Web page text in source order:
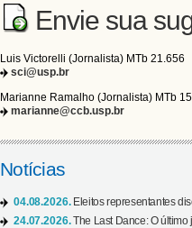
Envie sua
Luis Victorelli (Jornalista) MTb 21.656
sci@usp.br
Marianne Ramalho (Jornalista) MTb
marianne@ccb.usp.br
Notícias
04.08.2026. Eleitos representantes
24.07.2026.The Last Dance: O